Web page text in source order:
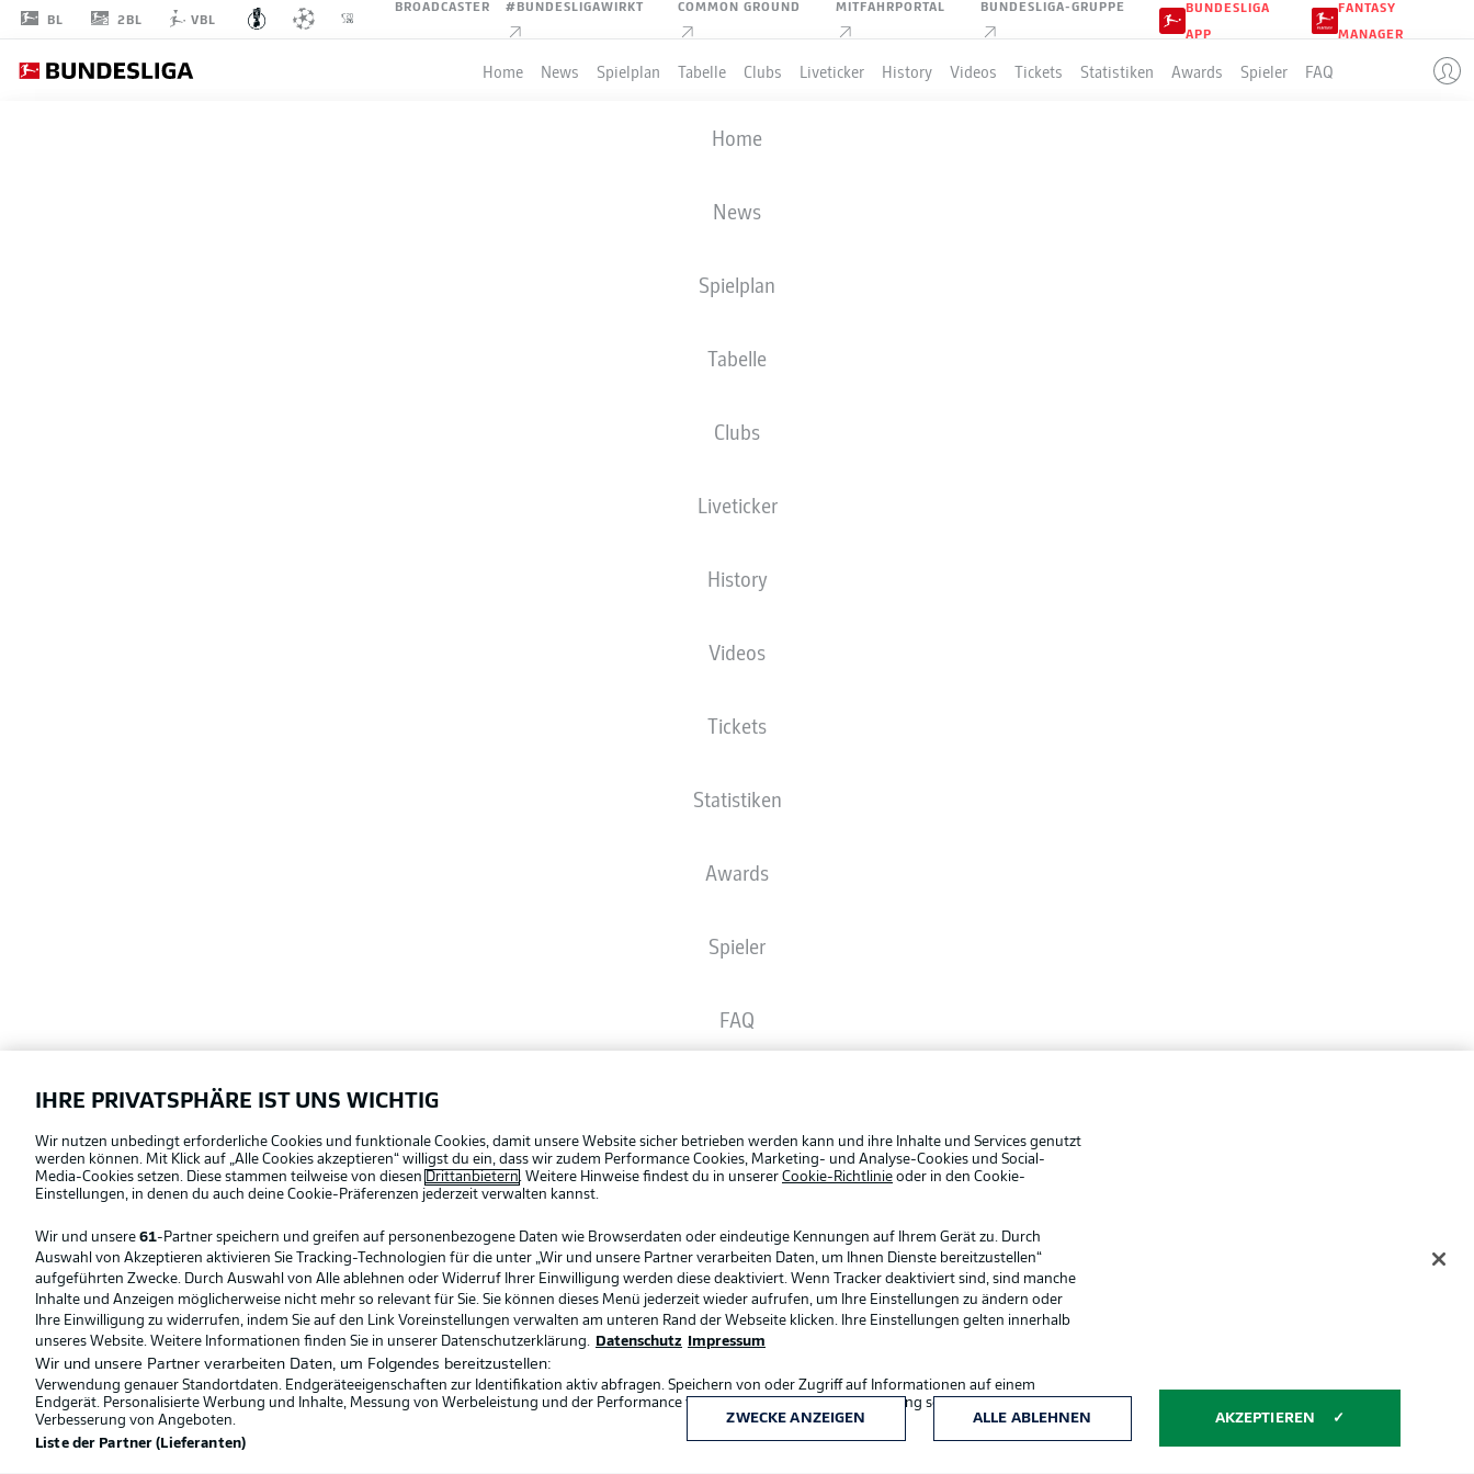
BL 2BL VBL
BROADCASTER #BUNDESLIGAWIRKT COMMON GROUND MITFAHRPORTAL BUNDESLIGA-GRUPPE
BUNDESLIGA
APP
FANTASY
MANAGER
Home News Spielplan Tabelle Clubs Liveticker History Videos Tickets Statistiken Awards Spieler FAQ
Home
News
Spielplan
Tabelle
Clubs
Liveticker
History
Videos
Tickets
Statistiken
Awards
Spieler
FAQ
Bundesliga App
Fantasy Manager
#BundesligaWIRKT
Common Ground
DFB POKAL
1. FC SAARBRÜCKEN- HERTHA BSC
Jobs
Partner
© 2026 Bundesliga-Gruppe GmbH Anzeige Modus
IHRE PRIVATSPHÄRE IST UNS WICHTIG
Wir nutzen unbedingt erforderliche Cookies und funktionale Cookies, damit unsere Website sicher betrieben werden kann und ihre Inhalte und Services genutzt
werden können. Mit Klick auf „Alle Cookies akzeptieren“ willigst du ein, dass wir zudem Performance Cookies, Marketing- und Analyse-Cookies und Social-
Media-Cookies setzen. Diese stammen teilweise von diesen Drittanbietern. Weitere Hinweise findest du in unserer Cookie-Richtlinie oder in den Cookie-
Einstellungen, in denen du auch deine Cookie-Präferenzen jederzeit verwalten kannst.
Wir und unsere 61-Partner speichern und greifen auf personenbezogene Daten wie Browserdaten oder eindeutige Kennungen auf Ihrem Gerät zu. Durch
Auswahl von Akzeptieren aktivieren Sie Tracking-Technologien für die unter „Wir und unsere Partner verarbeiten Daten, um Ihnen Dienste bereitzustellen“
aufgeführten Zwecke. Durch Auswahl von Alle ablehnen oder Widerruf Ihrer Einwilligung werden diese deaktiviert. Wenn Tracker deaktiviert sind, sind manche
Inhalte und Anzeigen möglicherweise nicht mehr so relevant für Sie. Sie können dieses Menü jederzeit wieder aufrufen, um Ihre Einstellungen zu ändern oder
Ihre Einwilligung zu widerrufen, indem Sie auf den Link Voreinstellungen verwalten am unteren Rand der Webseite klicken. Ihre Einstellungen gelten innerhalb
unseres Website. Weitere Informationen finden Sie in unserer Datenschutzerklärung.
Datenschutz Impressum
Wir und unsere Partner verarbeiten Daten, um Folgendes bereitzustellen:
Verwendung genauer Standortdaten. Endgeräteeigenschaften zur Identifikation aktiv abfragen. Speichern von oder Zugriff auf Informationen auf einem
Endgerät. Personalisierte Werbung und Inhalte, Messung von Werbeleistung und der Performance von Inhalten, Zielgruppenforschung sowie Entwicklung und
Verbesserung von Angeboten.
Liste der Partner (Lieferanten)
AKZEPTIEREN
ALLE ABLEHNEN
ZWECKE ANZEIGEN